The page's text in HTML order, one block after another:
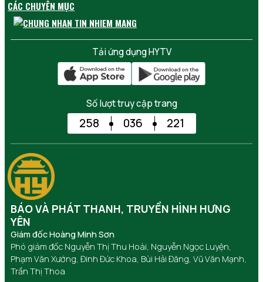
CÁC CHUYÊN MỤC
Tải ứng dụng HYTV
Số lượt truy cập trang
258 036 221
BÁO VÀ PHÁT THANH, TRUYỀN HÌNH HƯNG
YÊN
Giám đốc Hoàng Minh Sơn
Phó giám đốc Nguyễn Thị Thu Hoài, Nguyễn Ngọc Luyện,
Phạm Văn Xướng, Đinh Đức Khoa, Bùi Hải Đăng, Vũ Văn Mạnh,
Trần Thị Thoa